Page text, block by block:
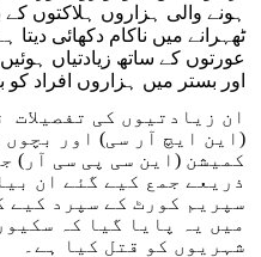
ہونے والی ہزاروں ہلاکتوں کے
ٹھہرانے میں ناکام دکھائی
عورتوں کے ساتھ زیادتیاں
اور بستر میں ہزاروں افراد کو
ان زیادتیوں کی
(این ایچ آر سی) اور
کمیشن (این سی پی سی آر)
ذریعے جمع کیے گئے ان
سپریم کورٹ کے سپرد کیے
میں یہ پایا گیا کہ
شہریوں کو قتل کیا ہے۔